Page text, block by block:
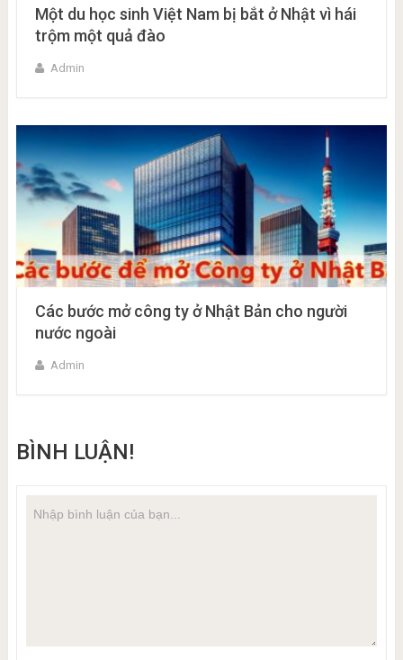
Một du học sinh Việt Nam bị bắt ở Nhật vì hái
trộm một quả đào
Admin
Các bước mở công ty ở Nhật Bản cho người
nước ngoài
Admin
BÌNH LUẬN!